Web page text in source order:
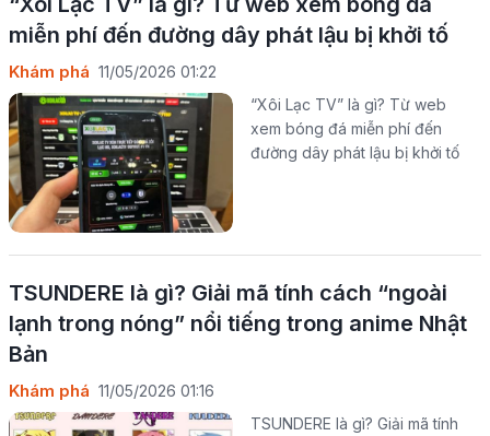
miễn phí đến đường dây phát lậu bị khởi tố
Khám phá 11/05/2026 01:22
“Xôi Lạc TV” là gì? Từ web
xem bóng đá miễn phí đến
đường dây phát lậu bị khởi tố
TSUNDERE là gì? Giải mã tính cách “ngoài
lạnh trong nóng” nổi tiếng trong anime Nhật
Bản
Khám phá 11/05/2026 01:16
TSUNDERE là gì? Giải mã tính